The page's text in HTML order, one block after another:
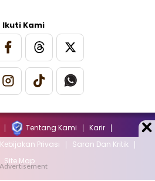
Ikuti Kami
Tentang Kami
Karir
Kebijakan Privasi
Saran Dan Kritik
Site Map